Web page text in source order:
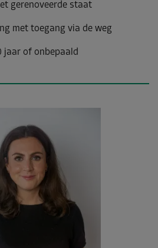
gerenoveerde staat
met toegang via de weg
jaar of onbepaald